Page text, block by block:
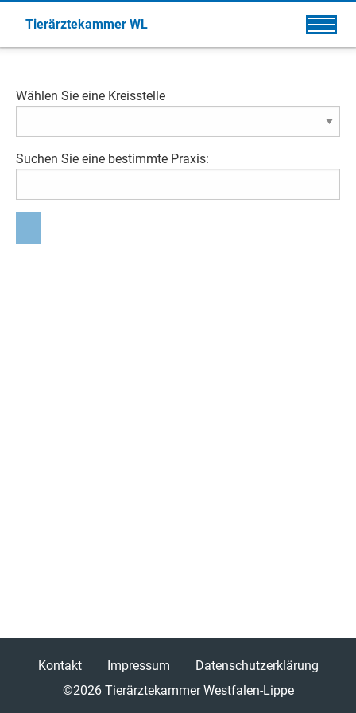
Tierärztekammer WL
Wählen Sie eine Kreisstelle
Suchen Sie eine bestimmte Praxis:
©2026 Tierärztekammer Westfalen-Lippe
Kontakt Impressum Datenschutzerklärung